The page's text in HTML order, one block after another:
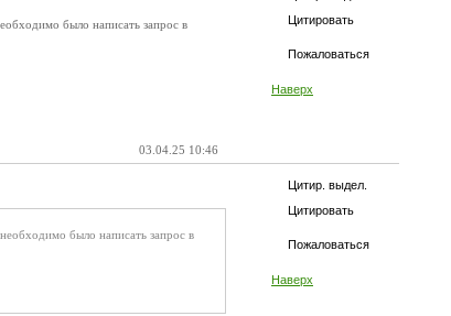
Цитировать
Пожаловаться
Наверх
было написать запрос в
03.04.25 10:46
Цитир. выдел.
Цитировать
Пожаловаться
Наверх
было написать запрос в